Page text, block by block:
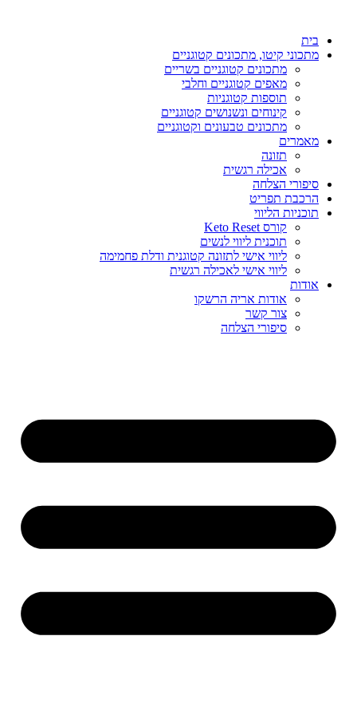
בית
מתכוני קיטו, מתכונים קטוגניים
מתכונים קטוגניים בשריים
מאפים קטוגניים וחלבי
תוספות קטוגניות
קינוחים ונשנושים קטוגניים
מתכונים טבעונים וקטוגניים
מאמרים
תזונה
אכילה רגשית
סיפורי הצלחה
הרכבת תפריט
תוכניות הליווי
קורס Keto Reset
תוכנית ליווי לנשים
ליווי אישי לתזונה קטוגנית ודלת פחמימה
ליווי אישי לאכילה רגשית
אודות
אודות אריה הרשקו
צור קשר
סיפורי הצלחה